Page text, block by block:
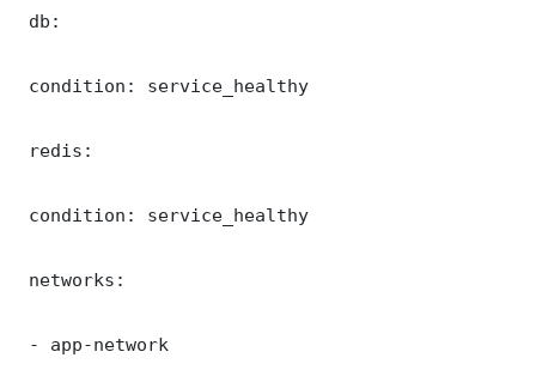
db:
condition: service_healthy
redis:
condition: service_healthy
networks:
- app-network